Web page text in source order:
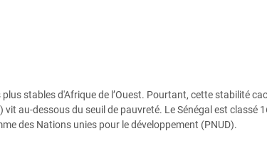
plus stables d'Afrique de l’Ouest. Pourtant, cette stabilité
au-dessous du seuil de pauvreté. Le Sénégal est classé
des Nations unies pour le développement (PNUD).